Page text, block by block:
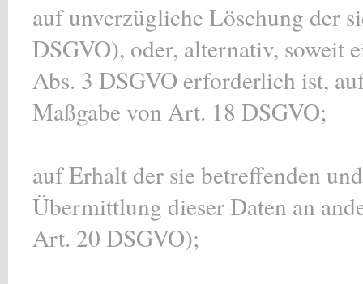
auf unverzügliche Löschung der
DSGVO), oder, alternativ, soweit
Abs. 3 DSGVO erforderlich ist,
Maßgabe von Art. 18 DSGVO;
auf Erhalt der sie betreffenden
Übermittlung dieser Daten an
Art. 20 DSGVO);